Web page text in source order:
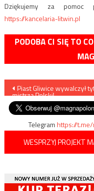
Dziękujemy za pomoc
https://kancelaria-litwin.pl
PODOBA CI SIĘ TO
Nawigacja
wpisu
Piast Gliwice wywalczył
mistrza Polski!
Telegramhttps://
WESPRZYJ PROJEKT